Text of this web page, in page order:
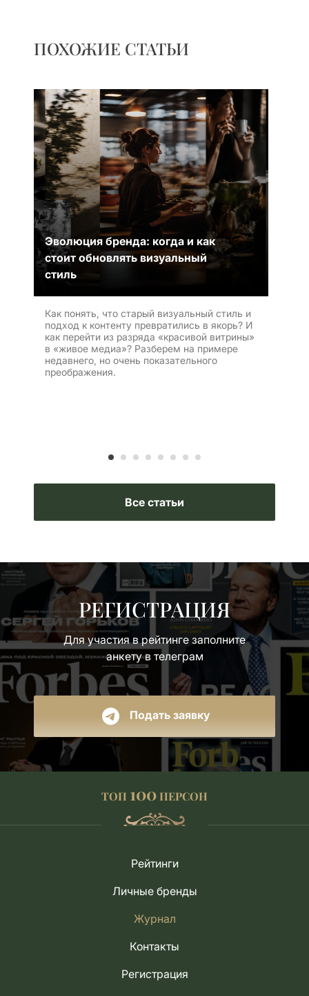
ПОХОЖИЕ СТАТЬИ
Эволюция бренда: когда и как
стоит обновлять визуальный
стиль
Как понять, что старый визуальный стиль и
подход к контенту превратились в якорь? И
как перейти из разряда «красивой витрины»
в «живое медиа»? Разберем на примере
недавнего, но очень показательного
преображения.
Все статьи
РЕГИСТРАЦИЯ
Для участия в рейтинге заполните
анкету в телеграм
Подать заявку
ТОП 100 ПЕРСОН
Рейтинги
Личные бренды
Журнал
Контакты
Регистрация